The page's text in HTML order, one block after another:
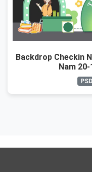
Backdrop Checkin
Nam
PSD